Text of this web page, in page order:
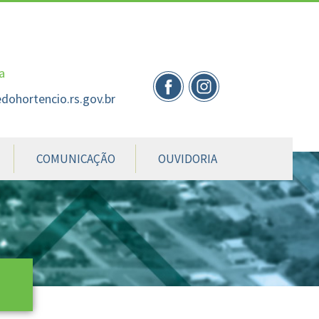
COMUNICAÇÃO OUVIDORIA